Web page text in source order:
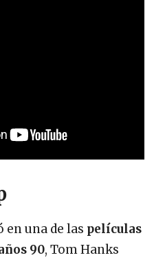
una de las películas
90, Tom Hanks